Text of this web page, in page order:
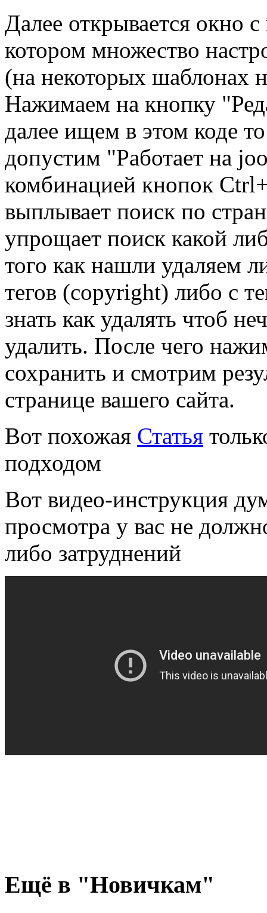
Далее открывается окно
котором множество
(на некоторых шаблонах
Нажимаем на кнопку
далее ищем в этом коде
допустим "Работает на
комбинацией кнопок
выплывает поиск по
упрощает поиск какой
того как нашли удаляем
тегов (copyright) либо с
знать как удалять чтоб
удалить. После чего
сохранить и смотрим
странице вашего сайта.
Вот похожая Статья
подходом
Вот видео-инструкция
просмотра у вас не
либо затруднений
Ещё в "Новичкам"